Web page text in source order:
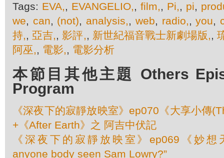
Tags: EVA,, EVANGELIO,, film,, Pi,, pi,
we, can, (not), analysis,, web, radio,,you,
持,,亞吉,,影評,, 新世紀福音戰士新劇場版,,
阿巫,, 電影,, 電影分析
本節目其他主題 Others
Program
《深夜下的寂靜放映室》ep070《大享小傳
+《After Earth》之 阿吉中伏記
《深夜下的寂靜放映室》ep069《妙想
anyone body seen Sam Lowry?”